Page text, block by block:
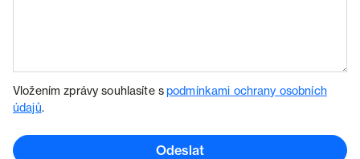
Vložením zprávy souhlasíte spodmínkami ochrany osobních
údajů.
Odeslat